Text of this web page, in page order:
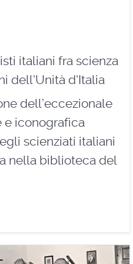
italiani fra scienza
dell'Unità d'Italia
dell’eccezionale
iconografica
scienziati italiani
nella biblioteca del